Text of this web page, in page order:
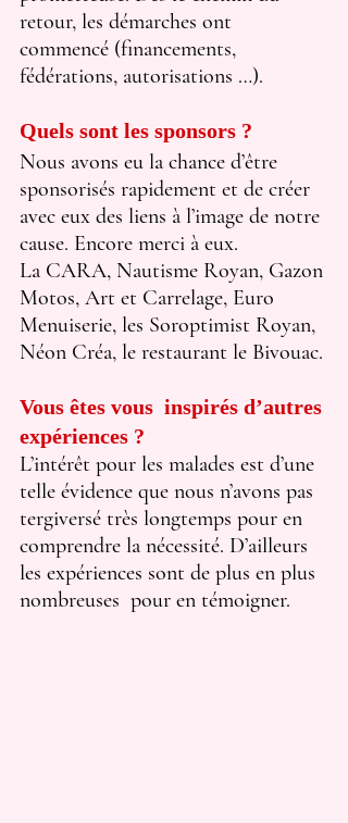
retour, les démarches ont
commencé (financements,
fédérations, autorisations …).
Quels sont les sponsors ?
Nous avons eu la chance d’être
sponsorisés rapidement et de créer
avec eux des liens à l’image de notre
cause. Encore merci à eux.
La CARA, Nautisme Royan, Gazon
Motos, Art et Carrelage, Euro
Menuiserie, les Soroptimist Royan,
Néon Créa, le restaurant le Bivouac.
Vous êtes vous  inspirés d’autres
expériences ?
L’intérêt pour les malades est d’une
telle évidence que nous n’avons pas
tergiversé très longtemps pour en
comprendre la nécessité. D’ailleurs
les expériences sont de plus en plus
nombreuses  pour en témoigner.